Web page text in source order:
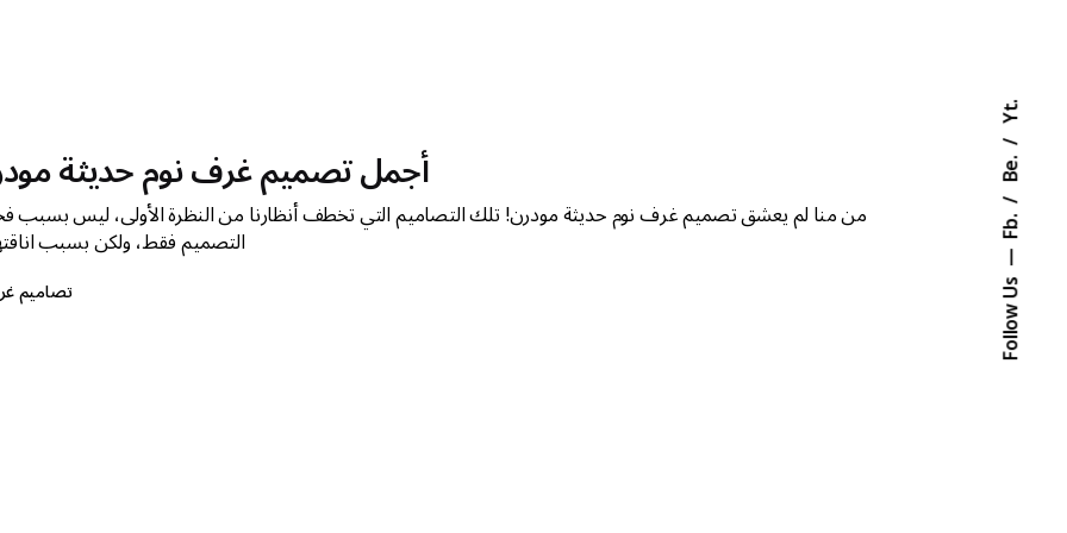
Follow Us
Fb.
Be.
Yt.
أجمل تصميم غرف نوم حديثة
من منا لم يعشق تصميم غرف نوم حديثة مودرن! تلك التصاميم التي تخطف أنظارنا من النظرة الأولى، ليس بسبب
التصميم فقط، ولكن بسبب
تصاميم